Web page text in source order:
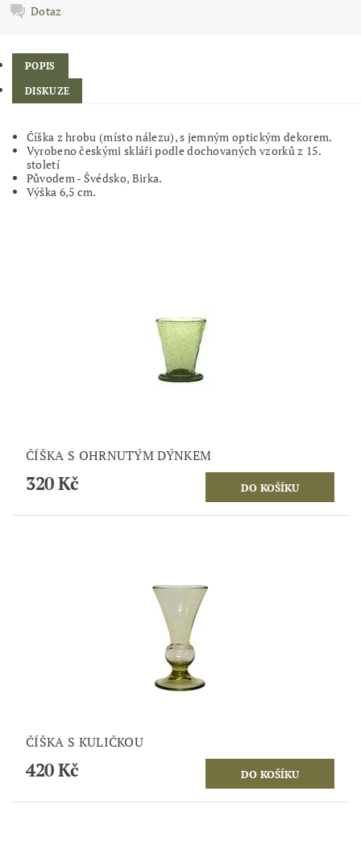
Dotaz
POPIS
DISKUZE
Číška z hrobu (místo nálezu), s jemným optickým dekorem.
Vyrobeno českými skláři podle dochovaných vzorků z 15.
století
Původem - Švédsko, Birka.
Výška 6,5 cm.
ČÍŠKA S OHRNUTÝM DÝNKEM
320 Kč
ČÍŠKA S KULIČKOU
420 Kč